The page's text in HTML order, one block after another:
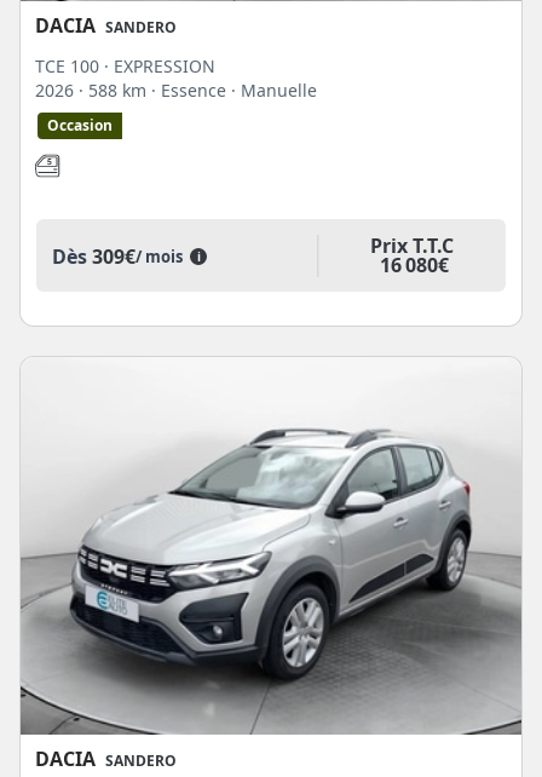
DACIA SANDERO
TCE 100 · EXPRESSION
2026 · 588 km · Essence · Manuelle
Occasion
Dès309€/ mois i Prix T.T.C
16 080€
DACIA SANDERO